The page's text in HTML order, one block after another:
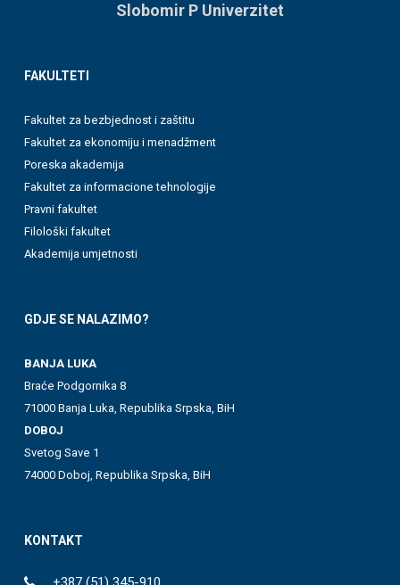
Slobomir P Univerzitet
FAKULTETI
Fakultet za bezbjednost i zaštitu
Fakultet za ekonomiju i menadžment
Poreska akademija
Fakultet za informacione tehnologije
Pravni fakultet
Filološki fakultet
Akademija umjetnosti
GDJE SE NALAZIMO?
BANJA LUKA
Braće Podgornika 8
71000 Banja Luka, Republika Srpska, BiH
DOBOJ
Svetog Save 1
74000 Doboj, Republika Srpska, BiH
KONTAKT